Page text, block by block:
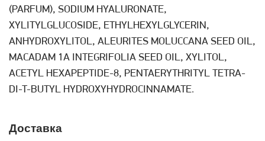
(PARFUM), SODIUM HYALURONATE,
XYLITYLGLUCOSIDE, ETHYLHEXYLGLYCERIN,
ANHYDROXYLITOL, ALEURITES MOLUCCANA SEED OIL,
MACADAM 1A INTEGRIFOLIA SEED OIL, XYLITOL,
ACETYL HEXAPEPTIDE-8, PENTAERYTHRITYL TETRA-
DI-T-BUTYL HYDROXYHYDROCINNAMATE.
Доставка